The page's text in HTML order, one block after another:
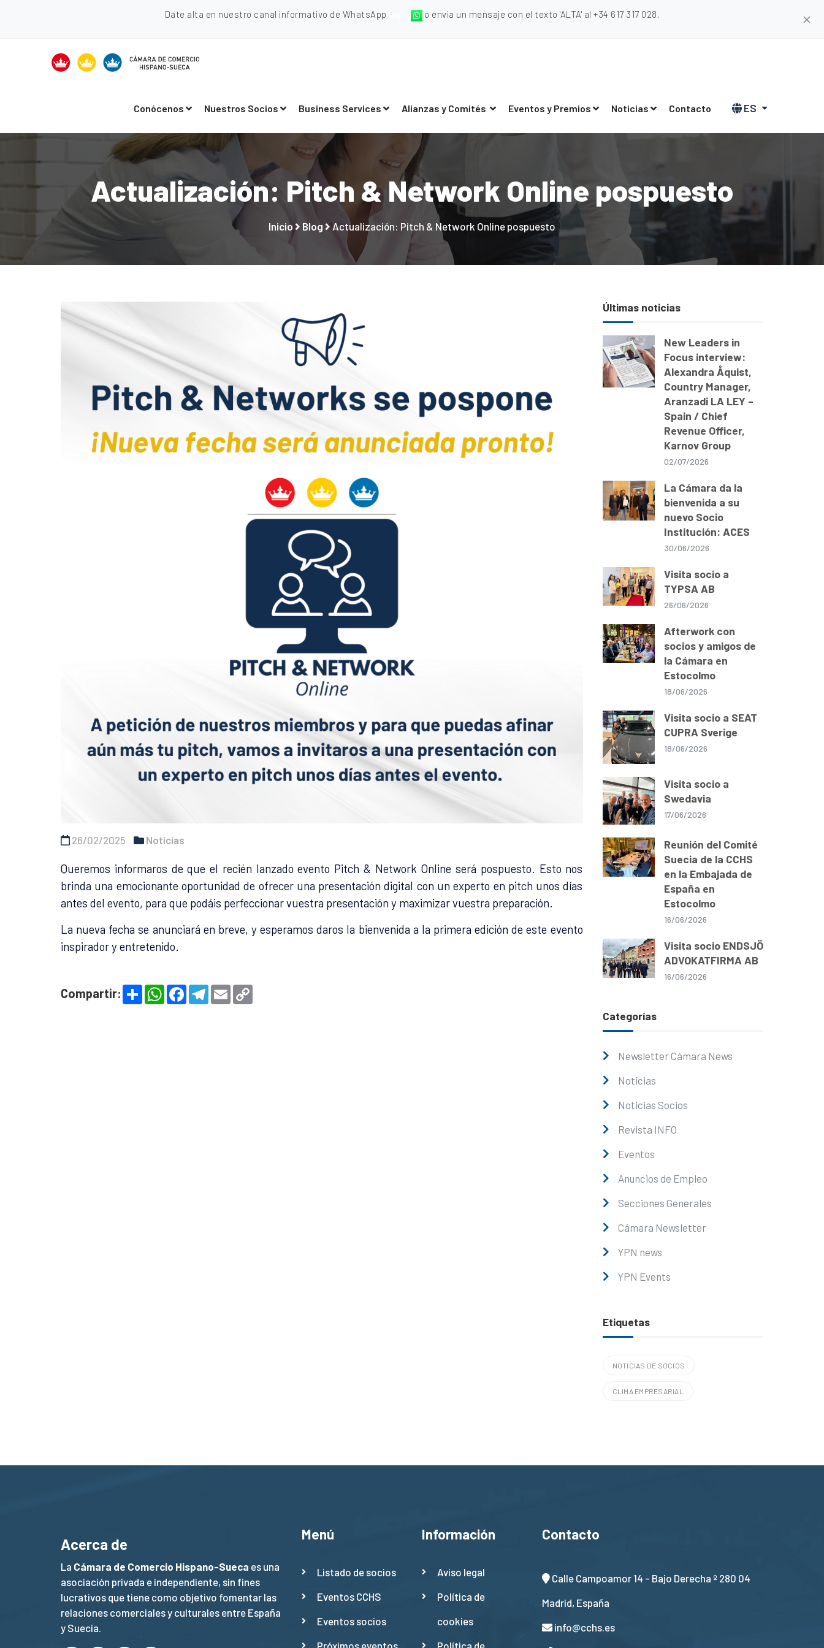
Date alta en nuestro canal informativo de WhatsApp o envia un mensaje con el texto 'ALTA' al +34 617 317 028. ✕
Conócenos Nuestros Socios Business Services Alianzas y Comités Eventos y Premios Noticias Contacto ES
Actualización: Pitch & Network Online pospuesto
Inicio Blog Actualización: Pitch & Network Online pospuesto
26/02/2025 Noticias
Queremos informaros de que el recién lanzado evento Pitch & Network Online será pospuesto. Esto nos
brinda una emocionante oportunidad de ofrecer una presentación digital con un experto en pitch unos días
antes del evento, para que podáis perfeccionar vuestra presentación y maximizar vuestra preparación.
La nueva fecha se anunciará en breve, y esperamos daros la bienvenida a la primera edición de este evento
inspirador y entretenido.
Compartir:
S
h
W
h
F
a
T
e
E
m
Últimas noticias
New Leaders in
Focus interview:
Alexandra Åquist,
Country Manager,
Aranzadi LA LEY –
Spain / Chief
Revenue Officer,
Karnov Group
02/07/2026
La Cámara da la
bienvenida a su
nuevo Socio
Institución: ACES
30/06/2026
Visita socio a
TYPSA AB
26/06/2026
Afterwork con
socios y amigos de
la Cámara en
Estocolmo
18/06/2026
Visita socio a SEAT
CUPRA Sverige
18/06/2026
Visita socio a
Swedavia
17/06/2026
Reunión del Comité
Suecia de la CCHS
en la Embajada de
España en
Estocolmo
16/06/2026
Visita socio ENDSJÖ
ADVOKATFIRMA AB
16/06/2026
Categorías
Newsletter Cámara News
Noticias
Noticias Socios
Revista INFO
Eventos
Anuncios de Empleo
Secciones Generales
Cámara Newsletter
YPN news
YPN Events
Etiquetas
NOTICIAS DE SOCIOS
CLIMA EMPRESARIAL
Acerca de
La Cámara de Comercio Hispano-Sueca es una
asociación privada e independiente, sin fines
lucrativos que tiene como objetivo fomentar las
relaciones comerciales y culturales entre España
y Suecia.
Menú
Listado de socios
Eventos CCHS
Eventos socios
Información
Aviso legal
Política de
cookies
Contacto
Calle Campoamor 14 - Bajo Derecha º 280 04
Madrid, España
info@cchs.es